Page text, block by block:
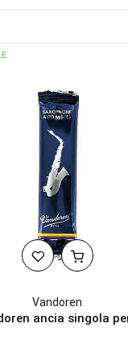
Vandoren
ancia singola